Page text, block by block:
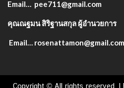
Email… pee711@gmail.com
คุณณฐมน สิริฐานสกุล ผู้อำนวยการ
Email… rosenattamon@gmail.com
Copyright © All rights reserved. |